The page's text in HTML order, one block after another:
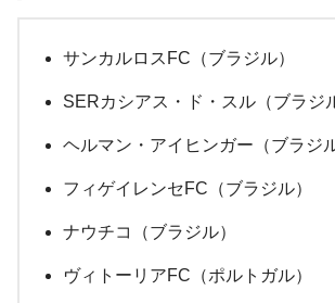
サンカルロスFC（ブラジル）
SERカシアス・ド・スル（ブラジ
ヘルマン・アイヒンガー（ブラジル
フィゲイレンセFC（ブラジル）
ナウチコ（ブラジル）
ヴィトーリアFC（ポルトガル）